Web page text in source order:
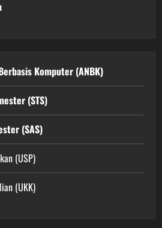
Komputer (ANBK)
(STS)
(SAS)
(USP)
(UKK)